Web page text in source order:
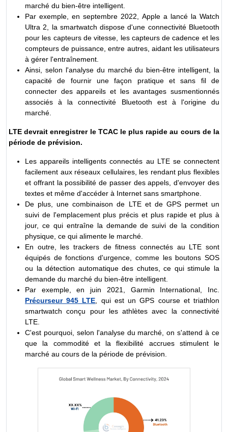
marché du bien-être intelligent.
Par exemple, en septembre 2022, Apple a lancé la Watch
Ultra 2, la smartwatch dispose d'une connectivité Bluetooth
pour les capteurs de vitesse, les capteurs de cadence et les
compteurs de puissance, entre autres, aidant les utilisateurs
à gérer l'entraînement.
Ainsi, selon l'analyse du marché du bien-être intelligent, la
capacité de fournir une façon pratique et sans fil de
connecter des appareils et les avantages susmentionnés
associés à la connectivité Bluetooth est à l'origine du
marché.
LTE devrait enregistrer le TCAC le plus rapide au cours de la
période de prévision.
Les appareils intelligents connectés au LTE se connectent
facilement aux réseaux cellulaires, les rendant plus flexibles
et offrant la possibilité de passer des appels, d'envoyer des
textes et même d'accéder à Internet sans smartphone.
De plus, une combinaison de LTE et de GPS permet un
suivi de l'emplacement plus précis et plus rapide et plus à
jour, ce qui entraîne la demande de suivi de la condition
physique, ce qui alimente le marché.
En outre, les trackers de fitness connectés au LTE sont
équipés de fonctions d'urgence, comme les boutons SOS
ou la détection automatique des chutes, ce qui stimule la
demande du marché du bien-être intelligent.
Par exemple, en juin 2021, Garmin International, Inc.
Précurseur 945 LTE , qui est un GPS course et triathlon
smartwatch conçu pour les athlètes avec la connectivité
LTE.
C'est pourquoi, selon l'analyse du marché, on s'attend à ce
que la commodité et la flexibilité accrues stimulent le
marché au cours de la période de prévision.